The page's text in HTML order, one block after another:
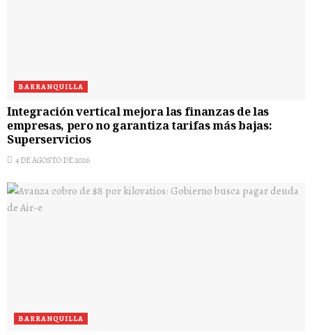
BARRANQUILLA
Integración vertical mejora las finanzas de las
empresas, pero no garantiza tarifas más bajas:
Superservicios
4 DE AGOSTO DE 2026
BARRANQUILLA